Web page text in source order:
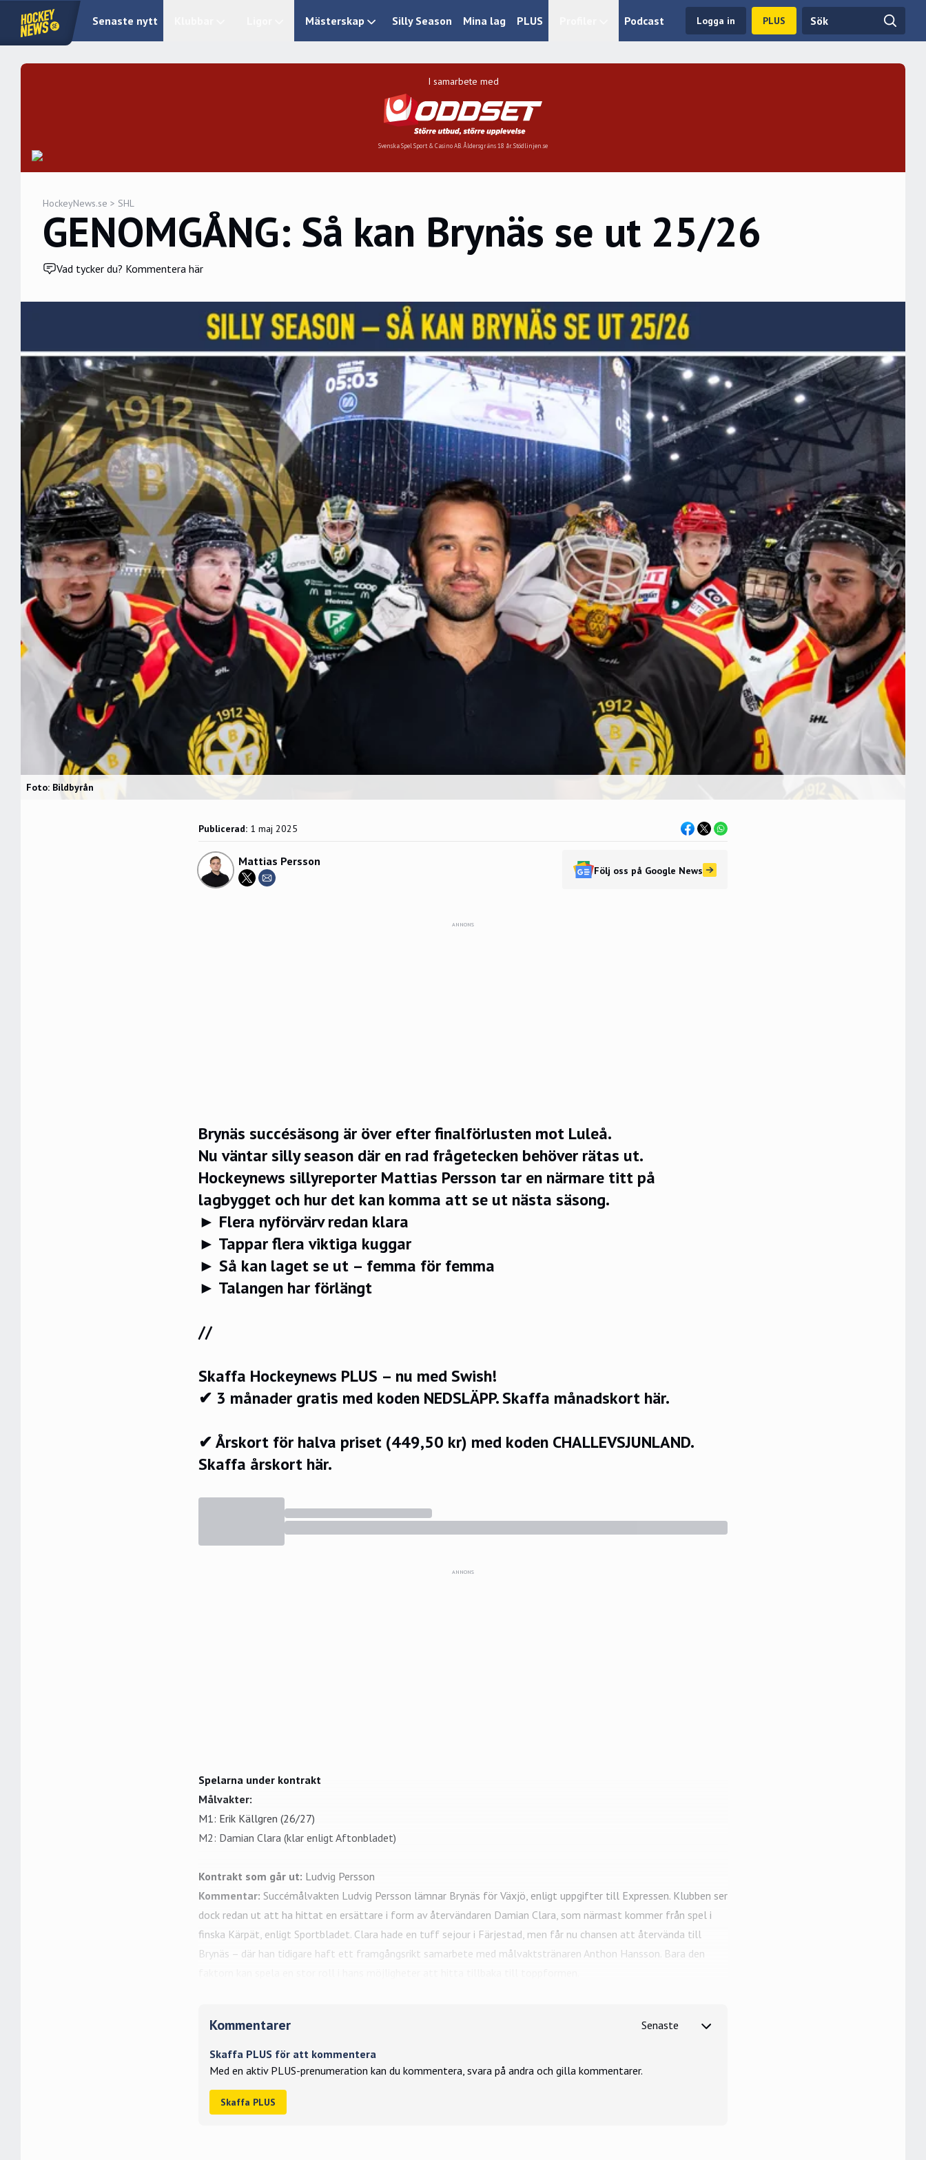
Senaste nytt Mästerskap Silly Season Mina lag PLUS Podcast Logga in PLUS
I samarbete med
Svenska Spel Sport & Casino AB. Åldersgräns 18 år. Stödlinjen.se
HockeyNews.se > SHL
GENOMGÅNG: Så kan Brynäs se ut 25/26
Vad tycker du? Kommentera här
Foto: Bildbyrån
Publicerad: 1 maj 2025
Mattias Persson
Följ oss på Google News
ANNONS
Brynäs succésäsong är över efter finalförlusten mot Luleå.
Nu väntar silly season där en rad frågetecken behöver rätas ut.
Hockeynews sillyreporter Mattias Persson tar en närmare titt på
lagbygget och hur det kan komma att se ut nästa säsong.
► Flera nyförvärv redan klara
► Tappar flera viktiga kuggar
► Så kan laget se ut – femma för femma
► Talangen har förlängt
//
Skaffa Hockeynews PLUS – nu med Swish!
✔ 3 månader gratis med koden NEDSLÄPP.Skaffa månadskort här.
✔ Årskort för halva priset (449,50 kr) med koden CHALLEVSJUNLAND.
Skaffa årskort här.
ANNONS
Spelarna under kontrakt
Målvakter:
M1: Erik Källgren (26/27)
M2: Damian Clara (klar enligt Aftonbladet)
Kontrakt som går ut: Ludvig Persson
Kommentar: Succémålvakten Ludvig Persson lämnar Brynäs för Växjö, enligt uppgifter till Expressen. Klubben ser
dock redan ut att ha hittat en ersättare i form av återvändaren Damian Clara, som närmast kommer från spel i
finska Kärpät, enligt Sportbladet. Clara hade en tuff sejour i Färjestad, men får nu chansen att återvända till
Brynäs – där han tidigare haft ett framgångsrikt samarbete med målvaktstränaren Anthon Hansson. Bara den
Kommentarer
Skaffa PLUS för att kommentera
Med en aktiv PLUS-prenumeration kan du kommentera, svara på andra och gilla kommentarer.
Skaffa PLUS